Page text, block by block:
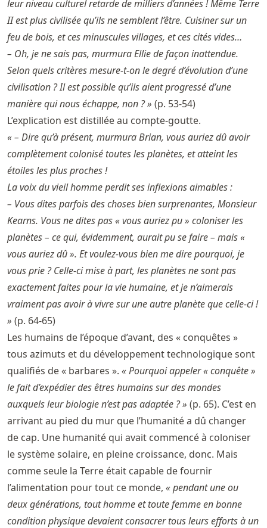
leur niveau culturel retarde de milliers d’années ! Même Terre
II est plus civilisée qu’ils ne semblent l’être. Cuisiner sur un
feu de bois, et ces minuscules villages, et ces cités vides…
– Oh, je ne sais pas, murmura Ellie de façon inattendue.
Selon quels critères mesure-t-on le degré d’évolution d’une
civilisation ? Il est possible qu’ils aient progressé d’une
manière qui nous échappe, non ? » (p. 53-54)
L’explication est distillée au compte-goutte.
« – Dire qu’à présent, murmura Brian, vous auriez dû avoir
complètement colonisé toutes les planètes, et atteint les
étoiles les plus proches !
La voix du vieil homme perdit ses inflexions aimables :
– Vous dites parfois des choses bien surprenantes, Monsieur
Kearns. Vous ne dites pas « vous auriez pu » coloniser les
planètes – ce qui, évidemment, aurait pu se faire – mais «
vous auriez dû ». Et voulez-vous bien me dire pourquoi, je
vous prie ? Celle-ci mise à part, les planètes ne sont pas
exactement faites pour la vie humaine, et je n’aimerais
vraiment pas avoir à vivre sur une autre planète que celle-ci !
» (p. 64-65)
Les humains de l’époque d’avant, des « conquêtes »
tous azimuts et du développement technologique sont
qualifiés de « barbares ». « Pourquoi appeler « conquête »
le fait d’expédier des êtres humains sur des mondes
auxquels leur biologie n’est pas adaptée ? » (p. 65). C’est en
arrivant au pied du mur que l’humanité a dû changer
de cap. Une humanité qui avait commencé à coloniser
le système solaire, en pleine croissance, donc. Mais
comme seule la Terre était capable de fournir
l’alimentation pour tout ce monde, « pendant une ou
deux générations, tout homme et toute femme en bonne
condition physique devaient consacrer tous leurs efforts à un